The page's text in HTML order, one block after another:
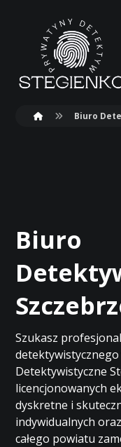
Biuro
Biuro
Szukasz
Detektywistyczne
licencjonowanych
dyskretne i
indywidualnych
całego powiatu